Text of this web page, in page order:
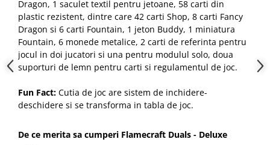
Dragon, 1 saculet textil pentru jetoane, 58 carti din
plastic rezistent, dintre care 42 carti Shop, 8 carti Fancy
Dragon si 6 carti Fountain, 1 jeton Buddy, 1 miniatura
Fountain, 6 monede metalice, 2 carti de referinta pentru
jocul in doi jucatori si una pentru modulul solo, doua
suporturi de lemn pentru carti si regulamentul de joc.
Fun Fact: Cutia de joc are sistem de inchidere-
deschidere si se transforma in tabla de joc.
De ce merita sa cumperi Flamecraft Duals - Deluxe